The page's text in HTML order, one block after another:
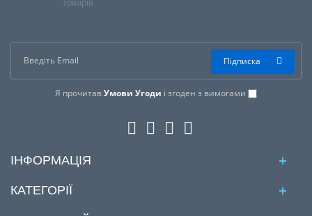
товарів
Я прочитавУмови Угоди і згоден з вимогами
Підписка
ІНФОРМАЦІЯ
КАТЕГОРІЇ